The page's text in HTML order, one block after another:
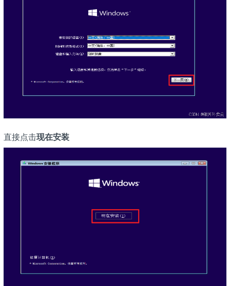
直接点击现在安装